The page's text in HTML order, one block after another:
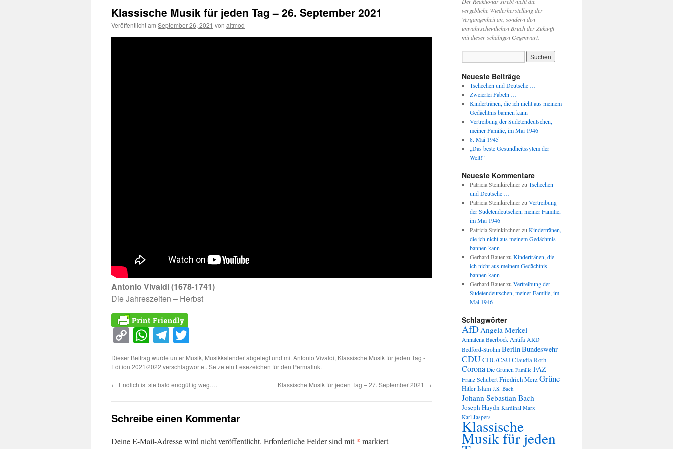
Klassische Musik für jeden Tag – 26. September 2021
Veröffentlicht am September 26, 2021 von altmod
Antonio Vivaldi (1678-1741)
Die Jahreszeiten – Herbst
Copy
Link
WhatsApp
Telegram
Dieser Beitrag wurde unter Musik, Musikkalenderabgelegt und mitAntonio Vivaldi, Klassische Musik für jeden Tag -
Edition 2021/2022 verschlagwortet. Setze ein Lesezeichen für den Permalink.
← Endlich ist sie bald endgültig weg…. Klassische Musik für jeden Tag – 27. September 2021 →
Schreibe einen Kommentar
Deine E-Mail-Adresse wird nicht veröffentlicht. Erforderliche Felder sind mit* markiert
vergebliche Wiederherstellung der
Vergangenheit an, sondern den
unwahrscheinlichen Bruch der Zukunft
mit dieser schäbigen Gegenwart.
Neueste Beiträge
Tschechen und Deutsche …
Zweierlei Fabeln …
Kindertränen, die ich nicht aus meinem
Gedächtnis bannen kann
Vertreibung der Sudetendeutschen,
meiner Familie, im Mai 1946
8. Mai 1945
„Das beste Gesundheitssytem der
Welt!“
Neueste Kommentare
Patricia Steinkirchnerzu Tschechen
und Deutsche …
Patricia Steinkirchnerzu Vertreibung
der Sudetendeutschen, meiner Familie,
im Mai 1946
Patricia Steinkirchnerzu Kindertränen,
die ich nicht aus meinem Gedächtnis
bannen kann
Gerhard Bauerzu Kindertränen, die
ich nicht aus meinem Gedächtnis
bannen kann
Gerhard Bauerzu Vertreibung der
Sudetendeutschen, meiner Familie, im
Mai 1946
Schlagwörter
AfDAngela Merkel
Annalena BaerbockAntifa ARD
Bedford-Strohm BerlinBundeswehr
CDUCDU/CSUClaudia Roth
Corona Die Grünen Familie FAZ
Franz SchubertFriedrich MerzGrüne
HitlerIslam J.S. Bach
Johann Sebastian Bach
Joseph Haydn Kardinal Marx
Karl Jaspers
Klassische
Musik für jeden